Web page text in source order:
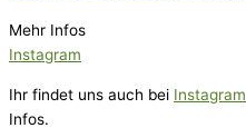
Mehr Infos
Instagram
Ihr findet uns auch bei Instagram
Infos.